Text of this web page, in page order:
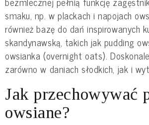
smaku, np. w plackach i napojach
również bazę do dań inspirowanych
skandynawską, takich jak pudding
owsianka (overnight oats).
zarówno w daniach słodkich, jak i
Jak przechowywać
owsiane?